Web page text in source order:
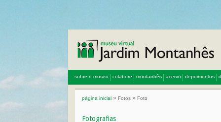
sobre o museu colabore montanhês acervo depoimentos
página inicial » Fotos » Foto
Fotografias